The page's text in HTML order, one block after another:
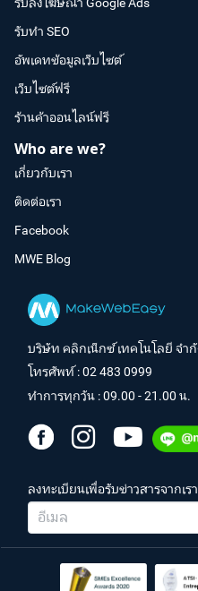
รับทำ SEO
อัพเดทข้อมูลเว็บไซต์
เว็บไซต์ฟรี
ร้านค้าออนไลน์ฟรี
Who are we?
เกี่ยวกับเรา
ติดต่อเรา
Facebook
MWE Blog
บริษัท คลิกเน็กซ์ เทคโนโลยี จำ
โทรศัพท์ :02 483 0999
ทำการทุกวัน : 09.00 - 21.00 น.
ลงทะเบียนเพื่อรับข่าวสารจากเรา